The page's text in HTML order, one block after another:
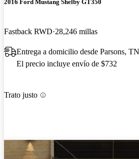
2016 Ford Mustang Shelby GT350
Fastback RWD 28,246 millas
Entrega a domicilio desde Parsons, TN
El precio incluye envío de $732
Trato justo